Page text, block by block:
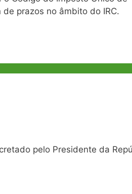
prazos no âmbito do IRC.
pelo Presidente da